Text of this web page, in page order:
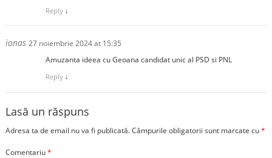
Reply ↓
ionas 27 noiembrie 2024 at 15:35
Amuzanta ideea cu Geoana candidat unic al PSD si PNL
Reply ↓
Lasă un răspuns
Adresa ta de email nu va fi publicată.Câmpurile obligatorii sunt marcate cu*
Comentariu*